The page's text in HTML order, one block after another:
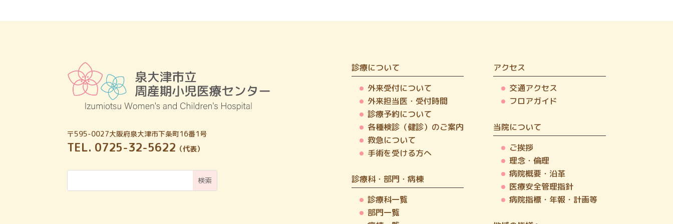
〒595-0027大阪府泉大津市下条町16番1号
TEL. 0725-32-5622 （代表）
診療について
外来受付について
外来担当医・受付時間
診療予約について
各種検診（健診）のご案内
救急について
手術を受ける方へ
診療科・部門・病棟
診療科一覧
部門一覧
アクセス
交通アクセス
フロアガイド
当院について
ご挨拶
理念・倫理
病院概要・沿革
医療安全管理指針
病院指標・年報・計画等